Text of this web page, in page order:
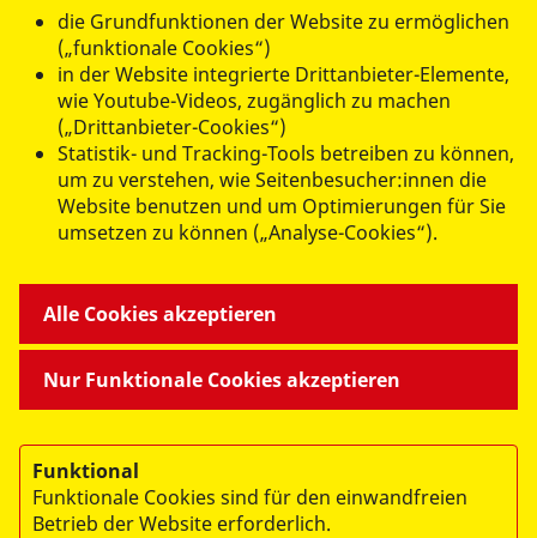
datenschutzkonform mitShariff
MITMACHEN & HELFEN
BESONDERE PROJEKTE
die Grundfunktionen der Website zu ermöglichen
(„funktionale Cookies“)
in der Website integrierte Drittanbieter-Elemente,
wie Youtube-Videos, zugänglich zu machen
(„Drittanbieter-Cookies“)
Statistik- und Tracking-Tools betreiben zu können,
um zu verstehen, wie Seitenbesucher:innen die
Website benutzen und um Optimierungen für Sie
umsetzen zu können („Analyse-Cookies“).
Nur Funktionale Cookies akzeptieren
Alle Cookies akzeptieren
Funktional
Funktionale Cookies sind für den einwandfreien
Betrieb der Website erforderlich.